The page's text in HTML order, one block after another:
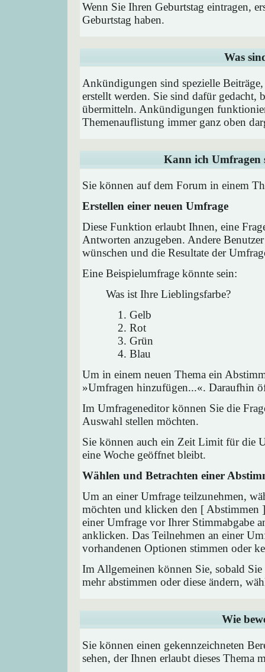
Wenn Sie Ihren Geburtstag eintragen,
Geburtstag haben.
Was
Ankündigungen sind spezielle
erstellt werden. Sie sind dafür gedacht,
übermitteln. Ankündigungen
Themenauflistung immer ganz oben
Kann ich Umfragen
Sie können auf dem Forum in einem
Erstellen einer neuen Umfrage
Diese Funktion erlaubt Ihnen, eine
Antworten anzugeben. Andere
wünschen und die Resultate der
Eine Beispielumfrage könnte sein:
Was ist Ihre Lieblingsfarbe?
Gelb
Rot
Grün
Blau
Um in einem neuen Thema ein
»Umfragen hinzufügen...«. Daraufhin
Im Umfrageneditor können Sie die
Auswahl stellen möchten.
Sie können auch ein Zeit Limit für die
eine Woche geöffnet bleibt.
Wählen und Betrachten einer
Um an einer Umfrage teilzunehmen,
möchten und klicken den [ Abstimmen
einer Umfrage vor Ihrer Stimmabgabe
anklicken. Das Teilnehmen an einer
vorhandenen Optionen stimmen oder
Im Allgemeinen können Sie, sobald
mehr abstimmen oder diese ändern,
Wie
Sie können einen gekennzeichneten
sehen, der Ihnen erlaubt dieses Thema